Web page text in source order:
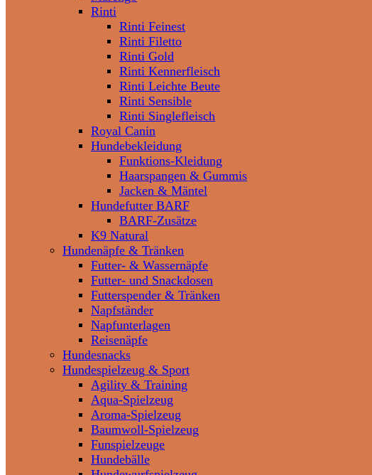
Rinti
Rinti Feinest
Rinti Filetto
Rinti Gold
Rinti Kennerfleisch
Rinti Leichte Beute
Rinti Sensible
Rinti Singlefleisch
Royal Canin
Hundebekleidung
Funktions-Kleidung
Haarspangen & Gummis
Jacken & Mäntel
Hundefutter BARF
BARF-Zusätze
K9 Natural
Hundenäpfe & Tränken
Futter- & Wassernäpfe
Futter- und Snackdosen
Futterspender & Tränken
Napfständer
Napfunterlagen
Reisenäpfe
Hundesnacks
Hundespielzeug & Sport
Agility & Training
Aqua-Spielzeug
Aroma-Spielzeug
Baumwoll-Spielzeug
Funspielzeuge
Hundebälle